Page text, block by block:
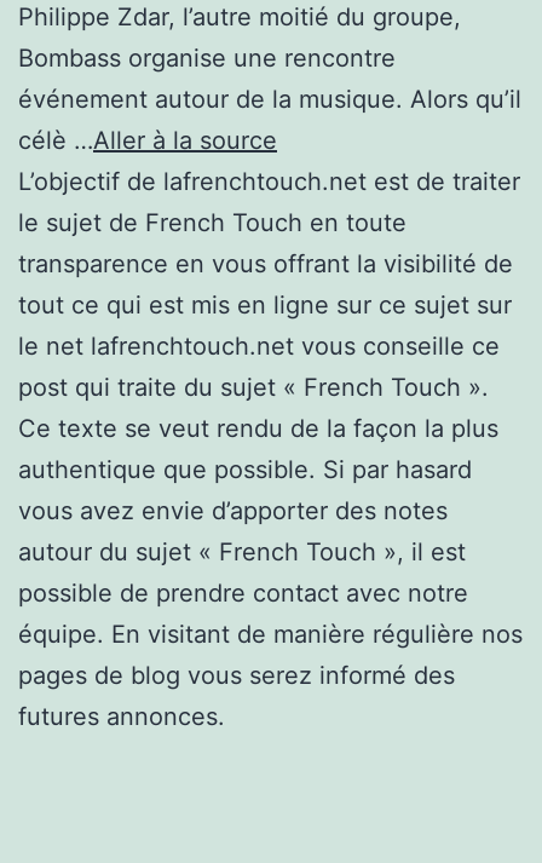
Philippe Zdar, l’autre moitié du groupe,
Bombass organise une rencontre
événement autour de la musique. Alors qu’il
célè …Aller à la source
L’objectif de lafrenchtouch.net est de traiter
le sujet de French Touch en toute
transparence en vous offrant la visibilité de
tout ce qui est mis en ligne sur ce sujet sur
le net lafrenchtouch.net vous conseille ce
post qui traite du sujet « French Touch ».
Ce texte se veut rendu de la façon la plus
authentique que possible. Si par hasard
vous avez envie d’apporter des notes
autour du sujet « French Touch », il est
possible de prendre contact avec notre
équipe. En visitant de manière régulière nos
pages de blog vous serez informé des
futures annonces.